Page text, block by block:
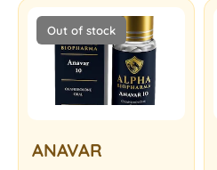
Out of stock
ANAVAR